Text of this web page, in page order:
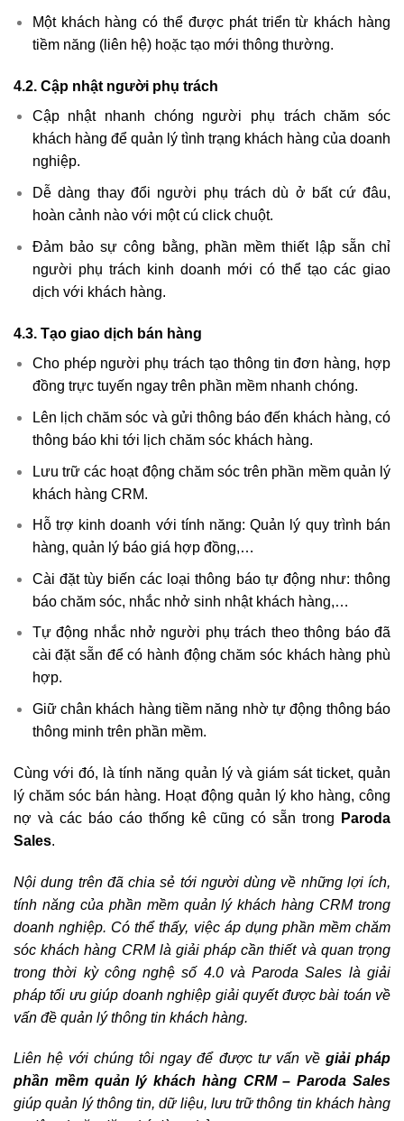
Một khách hàng có thể được phát triển từ khách hàng
tiềm năng (liên hệ) hoặc tạo mới thông thường.
4.2. Cập nhật người phụ trách
Cập nhật nhanh chóng người phụ trách chăm sóc
khách hàng để quản lý tình trạng khách hàng của doanh
nghiệp.
Dễ dàng thay đổi người phụ trách dù ở bất cứ đâu,
hoàn cảnh nào với một cú click chuột.
Đảm bảo sự công bằng, phần mềm thiết lập sẵn chỉ
người phụ trách kinh doanh mới có thể tạo các giao
dịch với khách hàng.
4.3. Tạo giao dịch bán hàng
Cho phép người phụ trách tạo thông tin đơn hàng, hợp
đồng trực tuyến ngay trên phần mềm nhanh chóng.
Lên lịch chăm sóc và gửi thông báo đến khách hàng, có
thông báo khi tới lịch chăm sóc khách hàng.
Lưu trữ các hoạt động chăm sóc trên phần mềm quản lý
khách hàng CRM.
Hỗ trợ kinh doanh với tính năng: Quản lý quy trình bán
hàng, quản lý báo giá hợp đồng,…
Cài đặt tùy biến các loại thông báo tự động như: thông
báo chăm sóc, nhắc nhở sinh nhật khách hàng,…
Tự động nhắc nhở người phụ trách theo thông báo đã
cài đặt sẵn để có hành động chăm sóc khách hàng phù
hợp.
Giữ chân khách hàng tiềm năng nhờ tự động thông báo
thông minh trên phần mềm.
Cùng với đó, là tính năng quản lý và giám sát ticket, quản
lý chăm sóc bán hàng. Hoạt động quản lý kho hàng, công
nợ và các báo cáo thống kê cũng có sẵn trong
Paroda
Sales.
Nội dung trên đã chia sẻ tới người dùng về những lợi ích,
tính năng của phần mềm quản lý khách hàng CRMtrong
doanh nghiệp. Có thể thấy, việc áp dụng phần mềm chăm
sóc khách hàng CRM là giải pháp cần thiết và quan trọng
trong thời kỳ công nghệ số 4.0 vàParoda Sales là giải
pháp tối ưu giúp doanh nghiệp giải quyết được bài toán về
vấn đề quản lý thông tin khách hàng.
Liên hệ với chúng tôi ngay để được tư vấn về giải pháp
phần mềm quản lý khách hàng CRM – Paroda Sales
giúp quản lý thông tin, dữ liệu, lưu trữ thông tin khách hàng